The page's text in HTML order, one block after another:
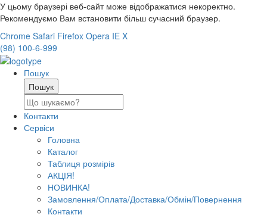
У цьому браузері веб-сайт може відображатися некоректно.
Рекомендуємо Вам встановити більш сучасний браузер.
Chrome Safari Firefox Opera IE X
(98) 100-6-999
Пошук
Контакти
Сервіси
Головна
Каталог
Таблиця розмірів
АКЦІЯ!
НОВИНКА!
Замовлення/Оплата/Доставка/Обмін/Повернення
Контакти